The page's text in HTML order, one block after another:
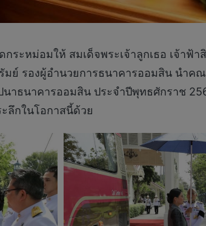
กระหม่อมให้ สมเด็จพระเจ้าลูกเธอ เจ้า
ย์ รองผู้อำนวยการธนาคารออมสิน นำ
นาธนาคารออมสิน ประจำปีพุทธศักราช
ลึกในโอกาสนี้ด้วย